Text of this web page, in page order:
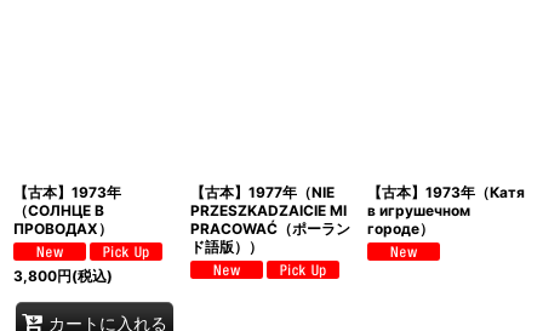
【古本】1973年
（СОЛНЦЕ B
ПРОВОДАХ）
3,800円(税込)
カートに入れる
【古本】1977年（NIE
PRZESZKADZAICIE MI
PRACOWAĆ（ポーラン
ド語版））
【古本】1973年（Катя
в игрушечном
городе）